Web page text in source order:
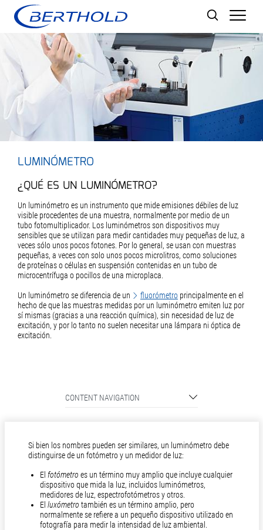
LUMINÓMETRO
¿QUÉ ES UN LUMINÓMETRO?
Un luminómetro es un instrumento que mide emisiones débiles de luz
visible procedentes de una muestra, normalmente por medio de un
tubo fotomultiplicador. Los luminómetros son dispositivos muy
sensibles que se utilizan para medir cantidades muy pequeñas de luz, a
veces sólo unos pocos fotones. Por lo general, se usan con muestras
pequeñas, a veces con solo unos pocos microlitros, como soluciones
de proteínas o células en suspensión contenidas en un tubo de
microcentrífuga o pocillos de una microplaca.
Un luminómetro se diferencia de un fluorómetro principalmente en el
hecho de que las muestras medidas por un luminómetro emiten luz por
sí mismas (gracias a una reacción química), sin necesidad de luz de
excitación, y por lo tanto no suelen necesitar una lámpara ni óptica de
excitación.
CONTENT NAVIGATION
Si bien los nombres pueden ser similares, un luminómetro debe
distinguirse de un fotómetro y un medidor de luz:
El fotómetro es un término muy amplio que incluye cualquier
dispositivo que mida la luz, incluidos luminómetros,
medidores de luz, espectrofotómetros y otros.
El luxómetro también es un término amplio, pero
normalmente se refiere a un pequeño dispositivo utilizado en
fotografía para medir la intensidad de luz ambiental.